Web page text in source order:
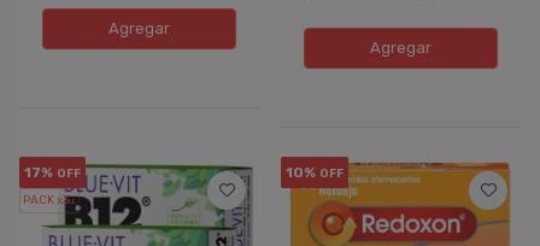
Agregar
Agregar
17% OFF
PACK x3u.
10% OFF